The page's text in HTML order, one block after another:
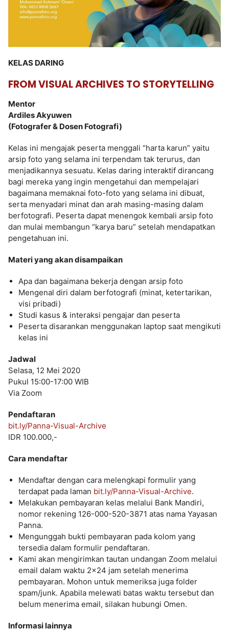
KELAS DARING
FROM VISUAL ARCHIVES TO STORYTELLING
Mentor
Ardiles Akyuwen
(Fotografer & Dosen Fotografi)
Kelas ini mengajak peserta menggali “harta karun” yaitu
arsip foto yang selama ini terpendam tak terurus, dan
menjadikannya sesuatu. Kelas daring interaktif dirancang
bagi mereka yang ingin mengetahui dan mempelajari
bagaimana memaknai foto-foto yang selama ini dibuat,
serta menyadari minat dan arah masing-masing dalam
berfotografi. Peserta dapat menengok kembali arsip foto
dan mulai membangun “karya baru” setelah mendapatkan
pengetahuan ini.
Materi yang akan disampaikan
Apa dan bagaimana bekerja dengan arsip foto
Mengenal diri dalam berfotografi (minat, ketertarikan,
visi pribadi)
Studi kasus & interaksi pengajar dan peserta
Peserta disarankan menggunakan laptop saat mengikuti
kelas ini
Jadwal
Selasa, 12 Mei 2020
Pukul 15:00-17:00 WIB
Via Zoom
Pendaftaran
bit.ly/Panna-Visual-Archive
IDR 100.000,-
Cara mendaftar
Mendaftar dengan cara melengkapi formulir yang
terdapat pada laman bit.ly/Panna-Visual-Archive.
Melakukan pembayaran kelas melalui Bank Mandiri,
nomor rekening 126-000-520-3871 atas nama Yayasan
Panna.
Mengunggah bukti pembayaran pada kolom yang
tersedia dalam formulir pendaftaran.
Kami akan mengirimkan tautan undangan Zoom melalui
email dalam waktu 2×24 jam setelah menerima
pembayaran. Mohon untuk memeriksa juga folder
spam/junk. Apabila melewati batas waktu tersebut dan
belum menerima email, silakan hubungi Omen.
Informasi lainnya